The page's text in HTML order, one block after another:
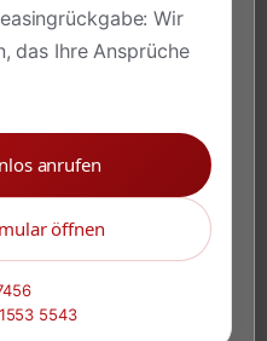
Wir
das Ihre Ansprüche
anrufen
öffnen
5543